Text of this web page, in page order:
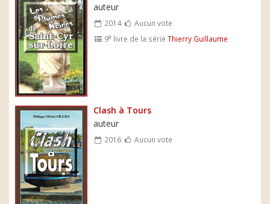
auteur
2014
Aucun vote
9e livre de la sérieThierry Guillaume
Clash à Tours
auteur
2016 Aucun vote